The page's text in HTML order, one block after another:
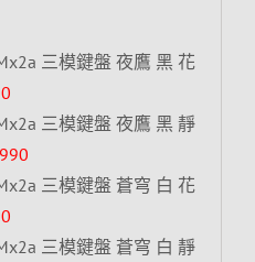
三模鍵盤 夜鷹 黑 花
三模鍵盤 夜鷹 黑 靜
三模鍵盤 蒼穹 白 花
三模鍵盤 蒼穹 白 靜